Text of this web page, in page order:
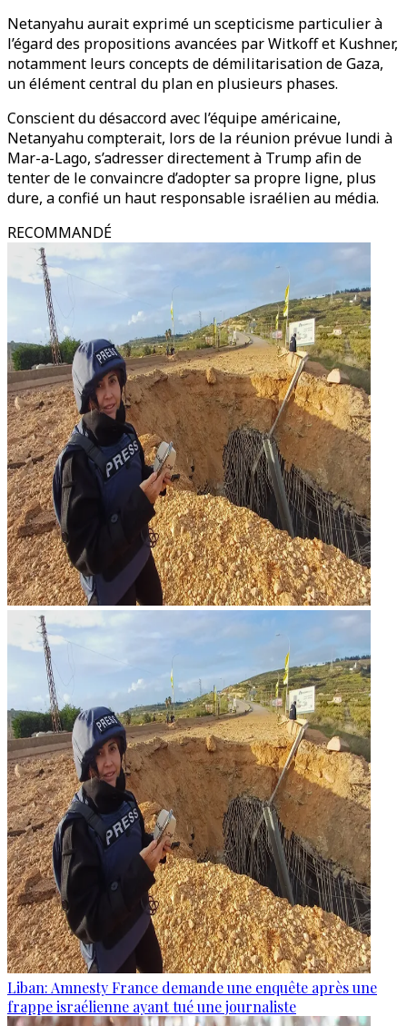
Netanyahu aurait exprimé un scepticisme particulier à
l’égard des propositions avancées par Witkoff et Kushner,
notamment leurs concepts de démilitarisation de Gaza,
un élément central du plan en plusieurs phases.
Conscient du désaccord avec l’équipe américaine,
Netanyahu compterait, lors de la réunion prévue lundi à
Mar-a-Lago, s’adresser directement à Trump afin de
tenter de le convaincre d’adopter sa propre ligne, plus
dure, a confié un haut responsable israélien au média.
RECOMMANDÉ
Liban: Amnesty France demande une enquête après une
frappe israélienne ayant tué une journaliste